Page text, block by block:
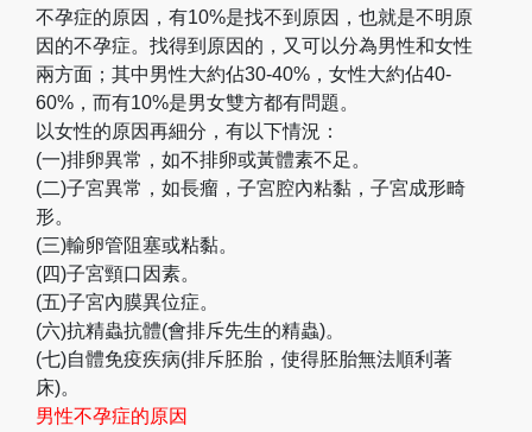
不孕症的原因，有10%是找不到原因，也就是不明原
因的不孕症。找得到原因的，又可以分為男性和女性
兩方面；其中男性大約佔30-40%，女性大約佔40-
60%，而有10%是男女雙方都有問題。
以女性的原因再細分，有以下情況：
(一)排卵異常，如不排卵或黃體素不足。
(二)子宮異常，如長瘤，子宮腔內粘黏，子宮成形畸
形。
(三)輸卵管阻塞或粘黏。
(四)子宮頸口因素。
(五)子宮內膜異位症。
(六)抗精蟲抗體(會排斥先生的精蟲)。
(七)自體免疫疾病(排斥胚胎，使得胚胎無法順利著
床)。
男性不孕症的原因